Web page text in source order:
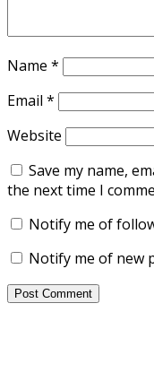
Name *
Email *
Website
Save my name,
the next time I
Notify me of
Notify me of new